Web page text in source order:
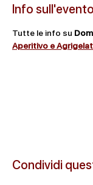
Info sull'evento
Tutte le info su
Aperitivo e
Condividi